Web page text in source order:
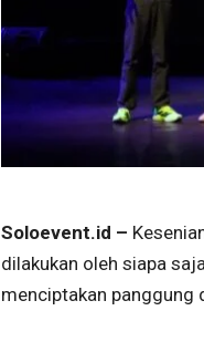
Soloevent.id –
dilakukan oleh siapa
menciptakan panggung